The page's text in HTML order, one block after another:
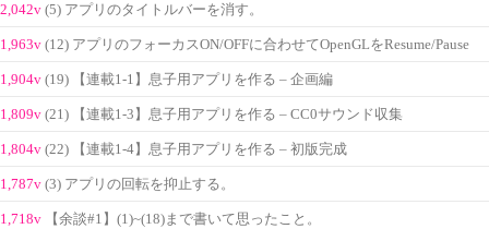
2,042v (5) アプリのタイトルバーを消す。
1,963v (12) アプリのフォーカスON/OFFに合わせてOpenGLをResume/Pause
1,904v (19) 【連載1-1】息子用アプリを作る – 企画編
1,809v (21) 【連載1-3】息子用アプリを作る – CC0サウンド収集
1,804v (22) 【連載1-4】息子用アプリを作る – 初版完成
1,787v (3) アプリの回転を抑止する。
1,718v 【余談#1】(1)~(18)まで書いて思ったこと。